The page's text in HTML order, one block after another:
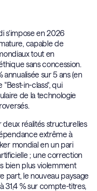
s'impose en 2026
capable de
tout en
sans concession.
sur 5 ans (en
in-class", qui
de la technologie
deux réalités structurelles
extrême à
mondial en un pari
; une correction
bien plus violemment
part, le nouveau paysage
31,4 % sur compte-titres,